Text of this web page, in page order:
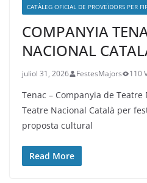
CATÀLEG OFICIAL DE PROVEÏDORS PER
COMPANYIA
NACIONAL
juliol 31, 2026 FestesMajors 110
Tenac – Companyia de Teatre
Teatre Nacional Català per
proposta cultural
Read More